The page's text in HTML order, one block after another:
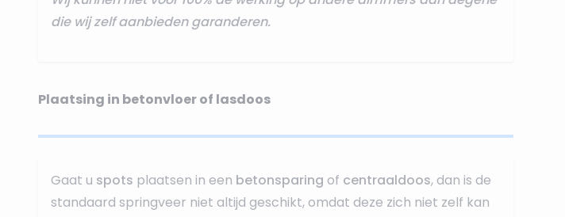
die wij zelf aanbieden garanderen.
Plaatsing in betonvloer of lasdoos
Gaat u spots plaatsen in een betonsparing of centraaldoos, dan is de
standaard springveer niet altijd geschikt, omdat deze zich niet zelf kan